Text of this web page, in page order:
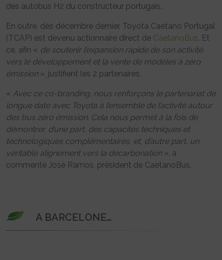
des autobus H2 du constructeur portugais.
En outre, dès décembre dernier, Toyota Caetano Portugal
(TCAP) est devenu actionnaire direct de CaetanoBus. Et
ce, afin « de soutenir l’expansion rapide de son activité
vers le développement et la vente de modèles à zéro
émission», justifient les 2 partenaires.
« Avec ce co-branding, nous renforçons le partenariat de
longue date avec Toyota à l’ensemble de l’activité autour
des bus zéro émission. Cela nous permet à la fois de
démontrer, d’une part, des capacités techniques et
technologiques complémentaires, et, d’autre part, un
véritable alignement vers la décarbonation», a
commenté José Ramos, président de CaetanoBus.
A BARCELONE…